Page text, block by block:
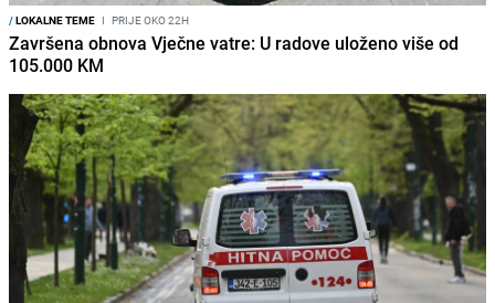
/LOKALNE TEME I PRIJE OKO 22H
Završena obnova Vječne vatre: U radove uloženo više od
105.000 KM